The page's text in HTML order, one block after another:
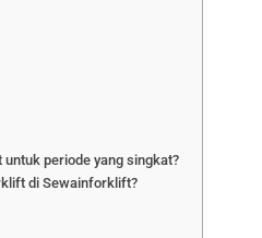
periode yang singkat?
di Sewainforklift?